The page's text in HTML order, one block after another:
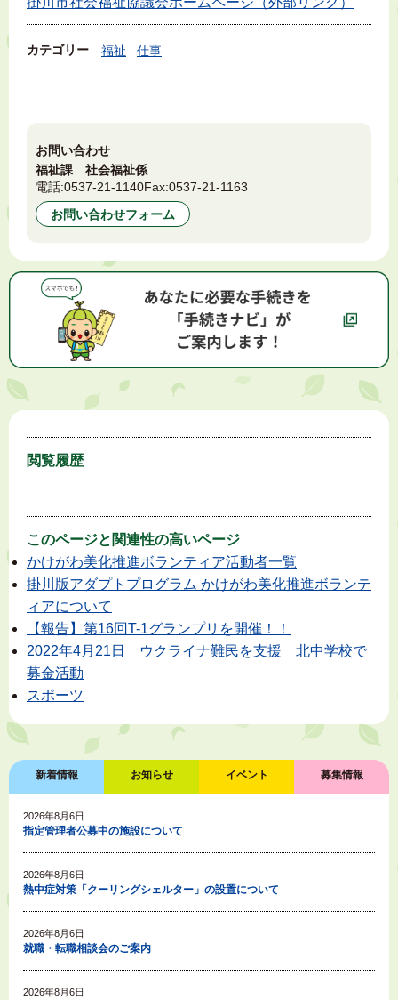
カテゴリー 福祉 仕事
お問い合わせ
福祉課 社会福祉係
電話:0537-21-1140Fax:0537-21-1163
お問い合わせフォーム
閲覧履歴
このページと 関連性の高いページ
かけがわ美化推進ボランティア活動者一覧
掛川版アダプトプログラム かけがわ美化推進ボランテ
ィアについて
【報告】第16回T-1グランプリを開催！！
2022年4月21日 ウクライナ難民を支援 北中学校で
募金活動
スポーツ
新着情報 お知らせ イベント 募集情報
2026年8月6日
指定管理者公募中の施設について
2026年8月6日
熱中症対策「クーリングシェルター」の設置について
2026年8月6日
就職・転職相談会のご案内
2026年8月6日